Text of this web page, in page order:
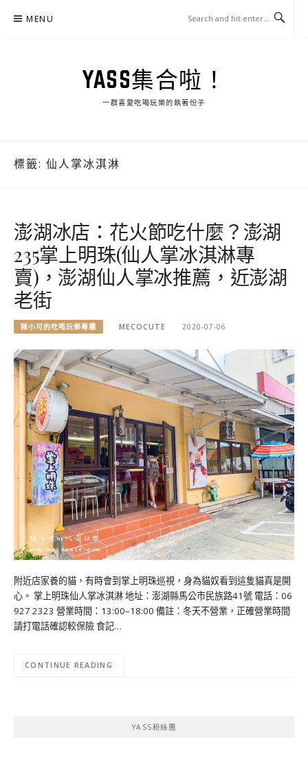
MENU
YASS集合啦！
一群喜愛吃喝玩樂的執著份子
標籤: 仙人掌冰淇淋
澎湖冰店：花火節吃什麼？澎湖
235掌上明珠(仙人掌冰淇淋專
賣)，澎湖仙人掌冰推薦，近澎湖
老街
陳小可的吃喝玩樂專欄 MECOCUTE 2020-07-06
附近店家養的貓，有時會到掌上明珠巡視，身為貓奴看到這隻貓真是開
心。 掌上明珠仙人掌冰淇淋 地址：澎湖縣馬公市民族路41號 電話：06
927 2323 營業時間：13:00–18:00 備註：冬天不營業，正確營業時間
請打電話確認較保險 食記…
CONTINUE READING
YASS粉絲團